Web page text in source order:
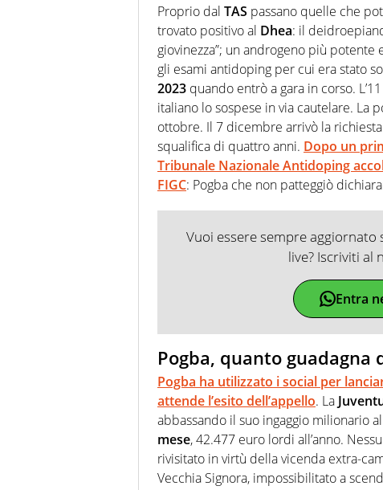
Proprio dal TAS passano quelle che
trovato positivo al Dhea: il
giovinezza”; un androgeno più
gli esami antidoping per cui era stato
2023 quando entrò a gara in corso.
italiano lo sospese in via cautelare. La
ottobre. Il 7 dicembre arrivò la
squalifica di quattro anni. Dopo un
Tribunale Nazionale Antidoping
FIGC: Pogba che non patteggiò
Vuoi essere sempre
live? Iscriviti al
Entra
Pogba, quanto
Pogba ha utilizzato i social per
attende l’esito dell’appello. La
abbassando il suo ingaggio milionario al
mese, 42.477 euro lordi all’anno.
rivisitato in virtù della vicenda extra-
Vecchia Signora, impossibilitato a